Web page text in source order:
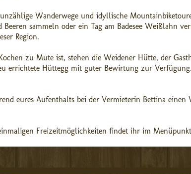
Wanderwege und idyllische
sammeln oder ein Tag am Badesee Weißlahn
Region.
zu Mute ist, stehen die Weidener Hütte, der
errichtete Hüttegg mit guter Bewirtung zur Verfügung.
eures Aufenthalts bei der Vermieterin Bettina
Freizeitmöglichkeiten findet ihr im